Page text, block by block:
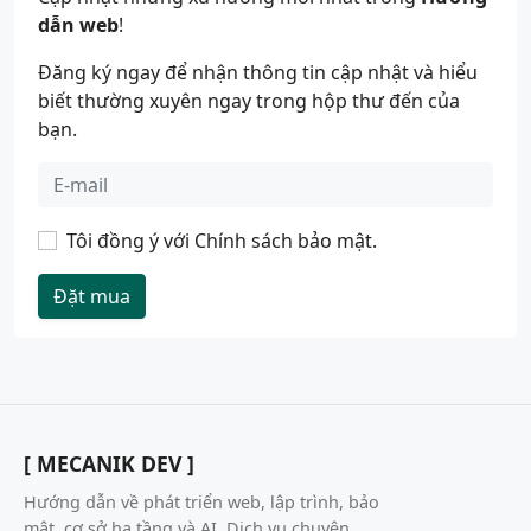
dẫn web!
Đăng ký ngay để nhận thông tin cập nhật và hiểu
biết thường xuyên ngay trong hộp thư đến của
bạn.
Tôi đồng ý với Chính sách bảo mật.
Đặt mua
[ MECANIK DEV ]
Hướng dẫn về phát triển web, lập trình, bảo